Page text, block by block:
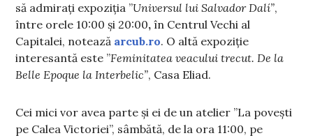
să admirați expoziția ”Universul lui Salvador Dalí”,
între orele 10:00 și 20:00,în Centrul Vechi al
Capitalei, notează arcub.ro. O altă expoziție
interesantă este ”Feminitatea veacului trecut. De la
Belle Epoque la Interbelic”, Casa Eliad.
Cei mici vor avea parte și ei de un atelier ”La povești
pe Calea Victoriei”, sâmbătă, de la ora 11:00, pe